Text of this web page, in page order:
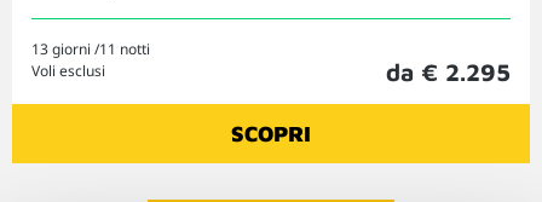
13 giorni /11 notti
Voli esclusi
da € 2.295
SCOPRI